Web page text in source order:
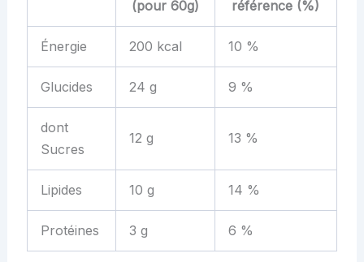
(pour 60g)
référence (%)
Énergie 200 kcal 10 %
Glucides 24 g 9 %
dont
Sucres
12 g 13 %
Lipides 10 g 14 %
Protéines 3 g 6 %